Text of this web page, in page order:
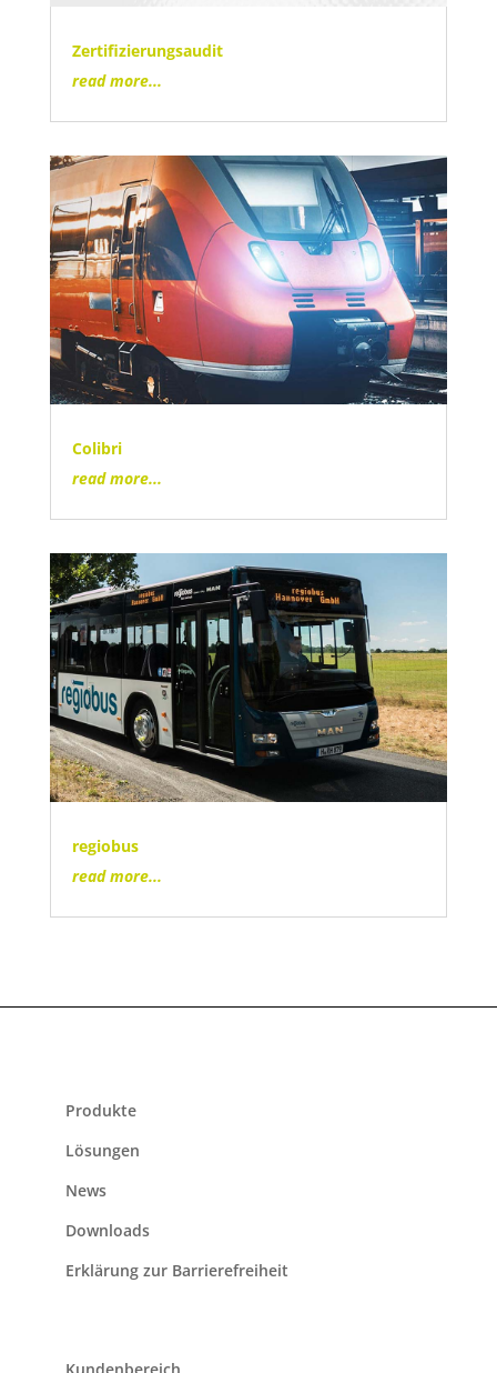
Zertifizierungsaudit
read more...
Colibri
read more...
regiobus
read more...
Produkte
Lösungen
News
Downloads
Erklärung zur Barrierefreiheit